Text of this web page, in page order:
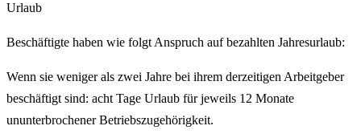
Urlaub
Beschäftigte haben wie folgt Anspruch auf bezahlten Jahresurlaub:
Wenn sie weniger als zwei Jahre bei ihrem derzeitigen Arbeitgeber
beschäftigt sind: acht Tage Urlaub für jeweils 12 Monate
ununterbrochener Betriebszugehörigkeit.